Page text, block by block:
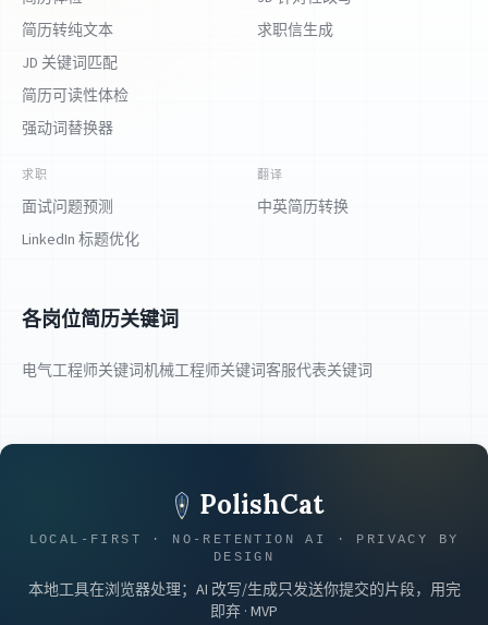
简历转纯文本
JD 关键词匹配
简历可读性体检
强动词替换器
求职信生成
求职
面试问题预测
LinkedIn 标题优化
翻译
中英简历转换
各岗位简历关键词
电气工程师关键词机械工程师关键词客服代表关键词
PolishCat
LOCAL-FIRST · NO-RETENTION AI · PRIVACY BY
DESIGN
本地工具在浏览器处理；AI 改写/生成只发送你提交的片段，用完
即弃 · MVP